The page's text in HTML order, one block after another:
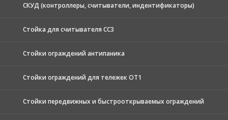
СКУД (контроллеры, считыватели, индентификаторы)
Стойка для считывателя СС3
Стойки ограждений антипаника
Стойки ограждений для тележек ОТ1
Стойки передвижных и быстрооткрываемых ограждений